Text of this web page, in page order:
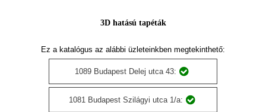
3D hatású tapéták
Ez a katalógus az alábbi üzleteinkben megtekinthető:
1089 Budapest Delej utca 43:
1081 Budapest Szilágyi utca 1/a: